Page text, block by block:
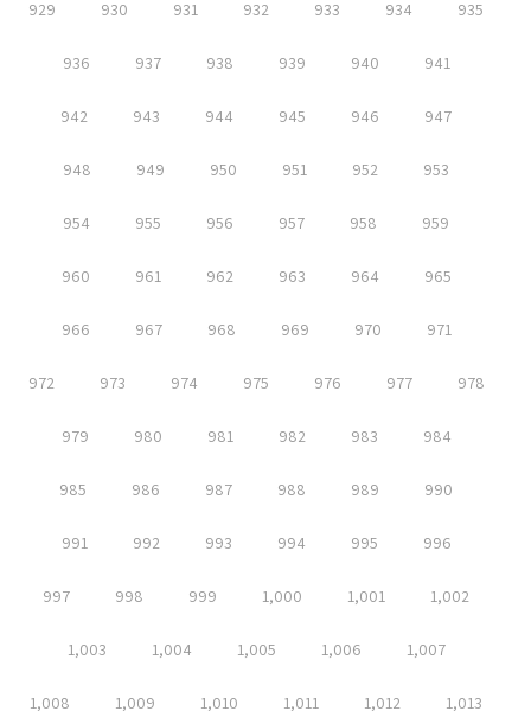
929 930 931 932 933 934 935
936 937 938 939 940 941
942 943 944 945 946 947
948 949 950 951 952 953
954 955 956 957 958 959
960 961 962 963 964 965
966 967 968 969 970 971
972 973 974 975 976 977 978
979 980 981 982 983 984
985 986 987 988 989 990
991 992 993 994 995 996
997 998 999 1,000 1,001 1,002
1,003 1,004 1,005 1,006 1,007
1,008 1,009 1,010 1,011 1,012 1,013